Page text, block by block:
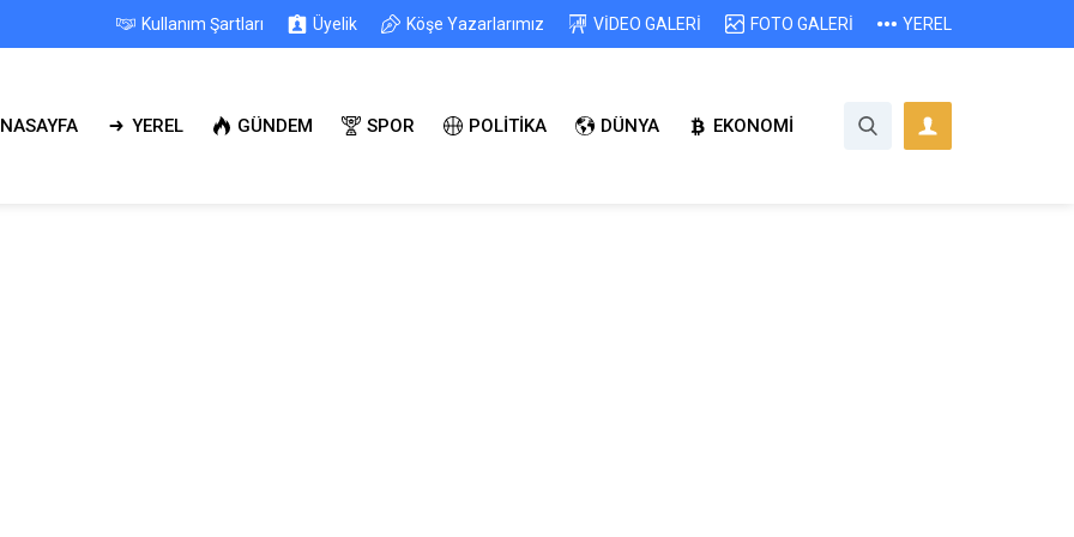
Kullanım Şartları Üyelik Köşe Yazarlarımız VİDEO GALERİ FOTO GALERİ YEREL
YEREL GÜNDEM SPOR POLİTİKA DÜNYA EKONOMİ